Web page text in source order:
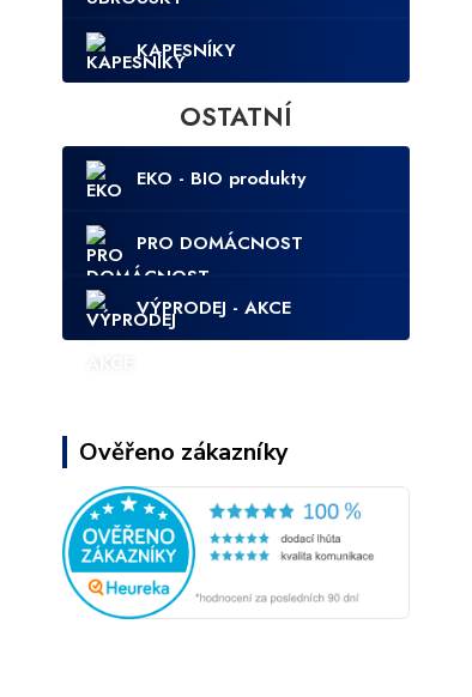
KAPESNÍKY
OSTATNÍ
EKO - BIO produkty
PRO DOMÁCNOST
VÝPRODEJ - AKCE
Ověřeno zákazníky